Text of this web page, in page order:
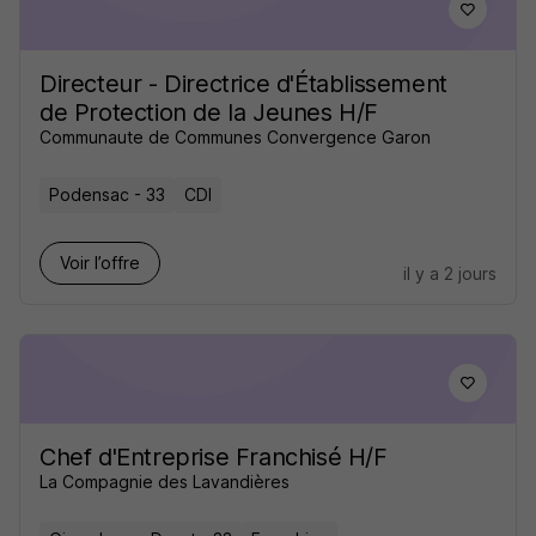
Directeur - Directrice d'Établissement
de Protection de la Jeunes H/F
Communaute de Communes Convergence Garon
Podensac - 33 CDI
Voir l’offre
il y a 2 jours
Chef d'Entreprise Franchisé H/F
La Compagnie des Lavandières